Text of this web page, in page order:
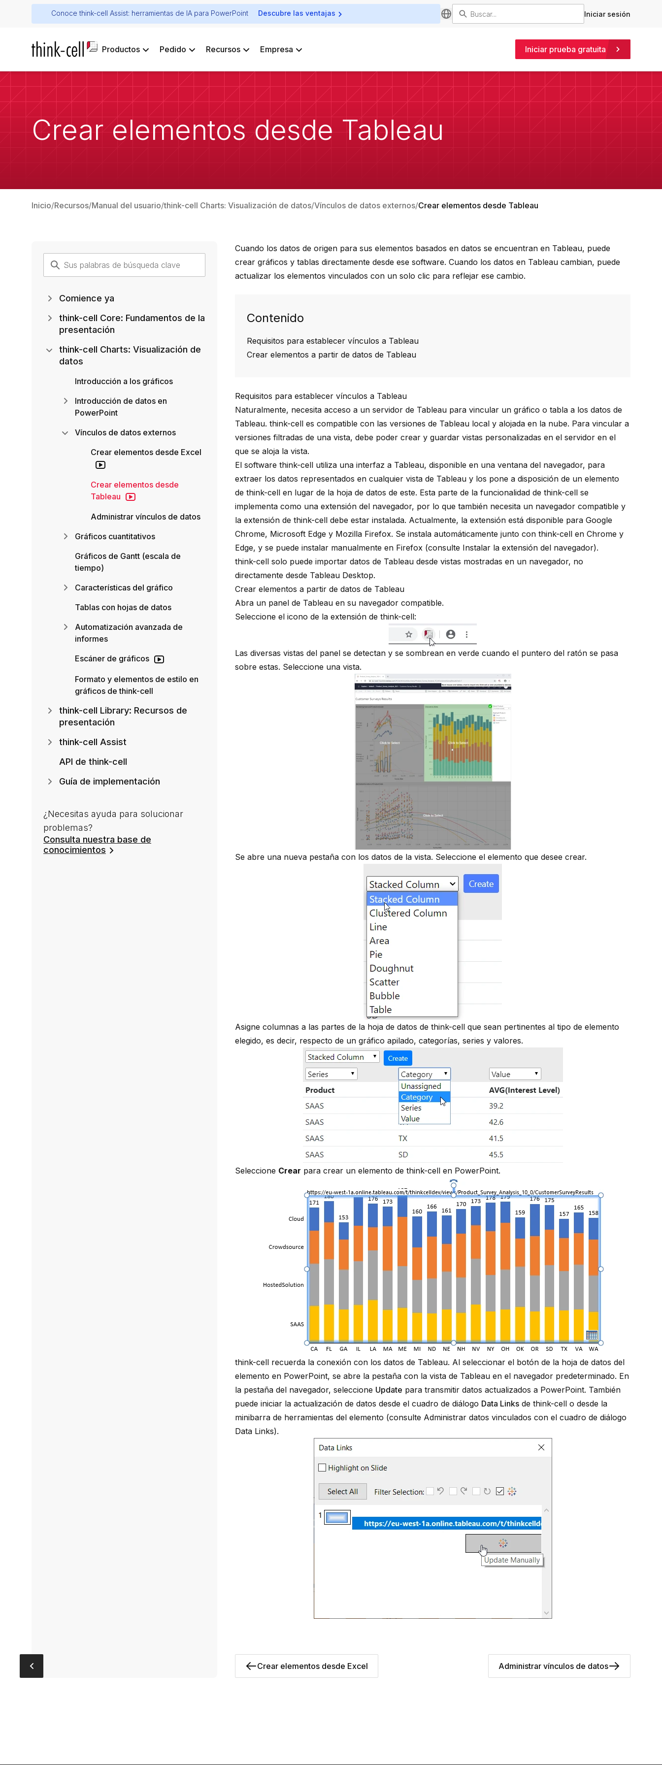
Conoce think-cell Assist: herramientas de IA para PowerPoint Descubre las ventajas Iniciar sesión
Productos Pedido Recursos Empresa Iniciar prueba gratuita
Crear elementos desde Tableau
Inicio Recursos Manual del usuario think-cell Charts: Visualización de datos Vínculos de datos externos Crear elementos desde Tableau
Cuando los datos de origen para sus elementos basados en datos se encuentran en Tableau, puede
crear gráficos y tablas directamente desde ese software. Cuando los datos en Tableau cambian, puede
actualizar los elementos vinculados con un solo clic para reflejar ese cambio.
Contenido
Requisitos para establecer vínculos a Tableau
Crear elementos a partir de datos de Tableau
Requisitos para establecer vínculos a Tableau
Naturalmente, necesita acceso a un servidor de Tableau para vincular un gráfico o tabla a los datos de
Tableau. think-cell es compatible con las versiones de Tableau local y alojada en la nube. Para vincular a
versiones filtradas de una vista, debe poder crear y guardar vistas personalizadas en el servidor en el
que se aloja la vista.
El software think-cell utiliza una interfaz a Tableau, disponible en una ventana del navegador, para
extraer los datos representados en cualquier vista de Tableau y los pone a disposición de un elemento
de think-cell en lugar de la hoja de datos de este. Esta parte de la funcionalidad de think-cell se
implementa como una extensión del navegador, por lo que también necesita un navegador compatible y
la extensión de think-cell debe estar instalada. Actualmente, la extensión está disponible para Google
Chrome, Microsoft Edge y Mozilla Firefox. Se instala automáticamente junto con think-cell en Chrome y
Edge, y se puede instalar manualmente en Firefox (consulte Instalar la extensión del navegador).
think-cell solo puede importar datos de Tableau desde vistas mostradas en un navegador, no
directamente desde Tableau Desktop.
Crear elementos a partir de datos de Tableau
Abra un panel de Tableau en su navegador compatible.
Seleccione el icono de la extensión de think-cell:
Las diversas vistas del panel se detectan y se sombrean en verde cuando el puntero del ratón se pasa
sobre estas. Seleccione una vista.
Se abre una nueva pestaña con los datos de la vista. Seleccione el elemento que desee crear.
Asigne columnas a las partes de la hoja de datos de think-cell que sean pertinentes al tipo de elemento
elegido, es decir, respecto de un gráfico apilado, categorías, series y valores.
Seleccione Crear para crear un elemento de think-cell en PowerPoint.
think-cell recuerda la conexión con los datos de Tableau. Al seleccionar el botón de la hoja de datos del
elemento en PowerPoint, se abre la pestaña con la vista de Tableau en el navegador predeterminado. En
la pestaña del navegador, seleccione Update para transmitir datos actualizados a PowerPoint. También
puede iniciar la actualización de datos desde el cuadro de diálogo Data Links de think-cell o desde la
minibarra de herramientas del elemento (consulte Administrar datos vinculados con el cuadro de diálogo
Data Links).
Crear elementos desde Excel Administrar vínculos de datos
Comience ya
think-cell Core: Fundamentos de la
presentación
think-cell Charts: Visualización de
datos
Introducción a los gráficos
Introducción de datos en
PowerPoint
Vínculos de datos externos
Crear elementos desde Excel
Crear elementos desde
Tableau
Administrar vínculos de datos
Gráficos cuantitativos
Gráficos de Gantt (escala de
tiempo)
Características del gráfico
Tablas con hojas de datos
Automatización avanzada de
informes
Escáner de gráficos
Formato y elementos de estilo en
gráficos de think-cell
think-cell Library: Recursos de
presentación
think-cell Assist
API de think-cell
Guía de implementación
¿Necesitas ayuda para solucionar
problemas?
Consulta nuestra base de
conocimientos